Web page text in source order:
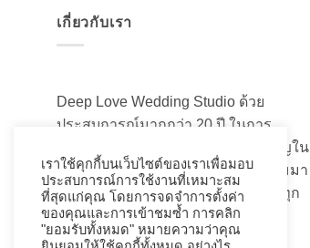
เกี่ยวกับเรา
Deep Love Wedding Studio ด้วย
ประสบการณ์มากกว่า 20 ปี ในการ
สร้างสรรค์ออกแบบและความชำนาญใน
เรื่องของชุดแต่งงานเจ้าสาวอันงดงามมา
เป็นอย่างดี ที่เราได้เนรมิตชุดเจ้าสาวทุก
ท่านให้สวยงามมานับไม่ถ้วน
เราใช้คุกกี้บนเว็บไซต์ของเราเพื่อมอบ
ประสบการณ์การใช้งานที่เหมาะสม
ที่สุดแก่คุณ โดยการจดจำการตั้งค่า
ของคุณและการเข้าชมซ้ำ การคลิก
"ยอมรับทั้งหมด" หมายความว่าคุณ